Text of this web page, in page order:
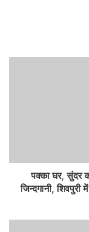
पक्का घर, सुंदर
जिन्‍दगानी,